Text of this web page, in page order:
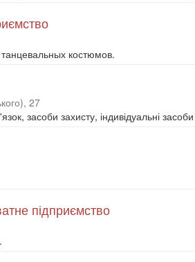
костюмов.
27
засоби захисту, індивідуальні
підприємство